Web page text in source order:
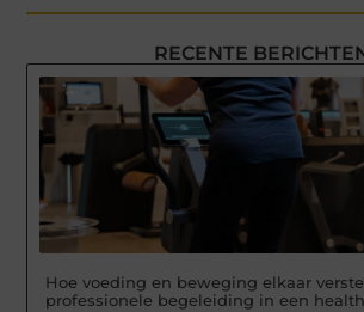
RECENTE
Hoe voeding en beweging elkaar
professionele begeleiding in een